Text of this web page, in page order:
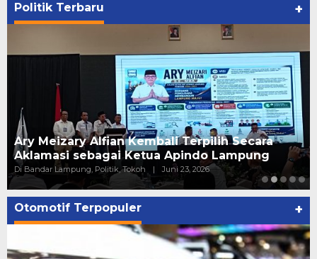
Politik Terbaru +
Ary Meizary Alfian Kembali Terpilih Secara
Aklamasi sebagai Ketua Apindo Lampung
Di Bandar Lampung, Politik, Tokoh | Juni 23, 2026
Otomotif Terpopuler +